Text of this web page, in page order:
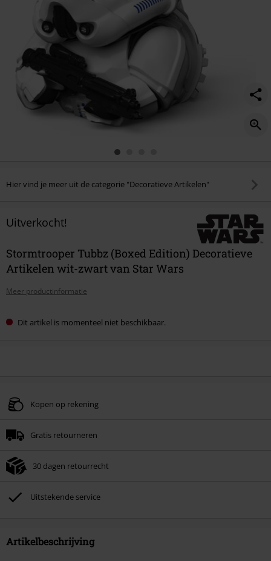
Hier vind je meer uit de categorie "Decoratieve Artikelen"
Uitverkocht!
Stormtrooper Tubbz (Boxed Edition) Decoratieve
Artikelen wit-zwart van Star Wars
Meer productinformatie
Dit artikel is momenteel niet beschikbaar.
Kopen op rekening
Gratis retourneren
30 dagen retourrecht
Uitstekende service
Artikelbeschrijving